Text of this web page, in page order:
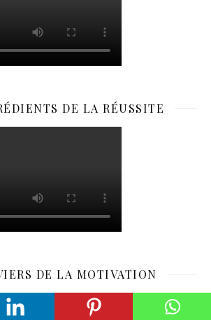
DE LA RÉUSSITE
DE LA MOTIVATION